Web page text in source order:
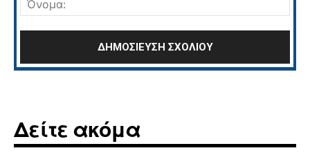
Δείτε ακόμα